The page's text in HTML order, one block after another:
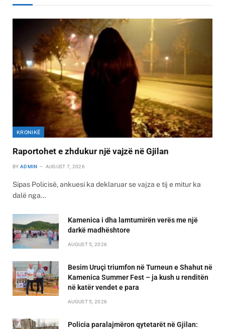
KRONIKË
Raportohet e zhdukur një vajzë në Gjilan
BY ADMIN AUGUST 7, 2026
Sipas Policisë, ankuesi ka deklaruar se vajza e tij e mitur ka
dalë nga…
Kamenica i dha lamtumirën verës me një
darkë madhështore
AUGUST 5, 2026
Besim Uruçi triumfon në Turneun e Shahut në
Kamenica Summer Fest – ja kush u renditën
në katër vendet e para
AUGUST 5, 2026
Policia paralajmëron qytetarët në Gjilan: